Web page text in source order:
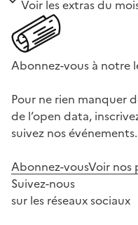
Voir les extras du
Abonnez-vous à
Pour ne rien manquer
de l’open data,
suivez nos événements.
Abonnez-vousVoir nos
Suivez-nous
sur les réseaux sociaux